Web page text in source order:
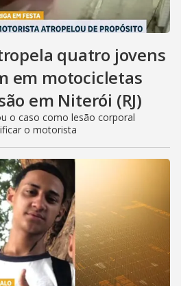
quatro jovens
em motocicletas
em Niterói (RJ)
o caso como lesão corporal
o motorista